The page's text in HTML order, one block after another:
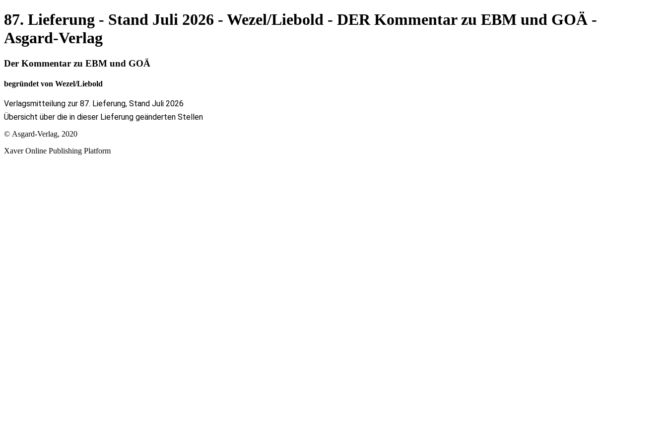
87. Lieferung - Stand Juli 2026 - Wezel/Liebold - DER Kommentar zu EBM und GOÄ -
Asgard-Verlag
Der Kommentar zu EBM und GOÄ
begründet von Wezel/Liebold
Verlagsmitteilung zur 87. Lieferung, Stand Juli 2026
Übersicht über die in dieser Lieferung geänderten Stellen
© Asgard-Verlag, 2020
Xaver Online Publishing Platform